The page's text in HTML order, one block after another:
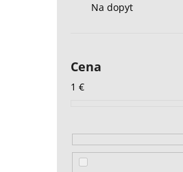
Na dopyt
Cena
1 €